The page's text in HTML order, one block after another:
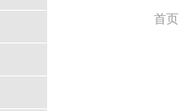
首页